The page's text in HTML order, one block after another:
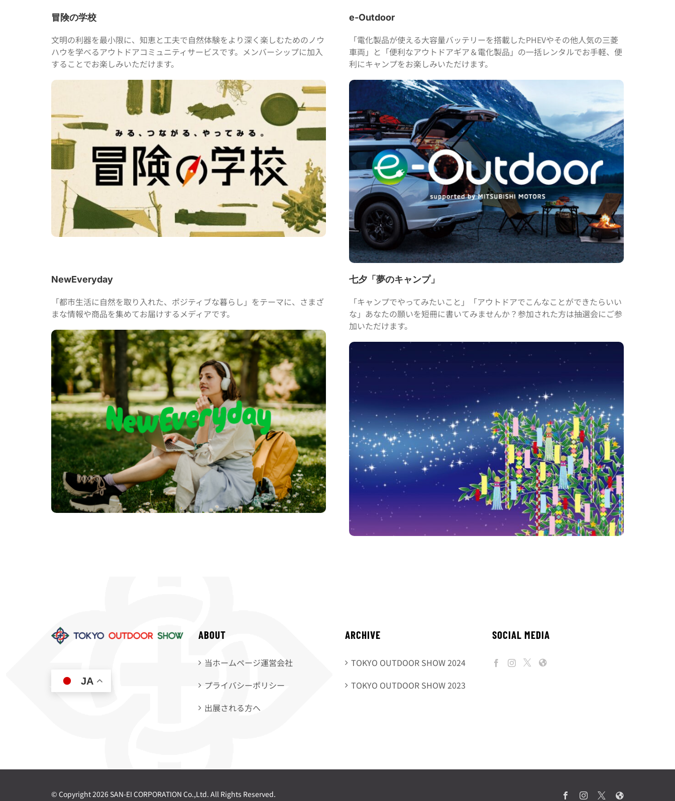
冒険の学校
文明の利器を最小限に、知恵と工夫で自然体験をより深く楽しむためのノウ
ハウを学べるアウトドアコミュニティサービスです。メンバーシップに加入
することでお楽しみいただけます。
e-Outdoor
「電化製品が使える大容量バッテリーを搭載したPHEVやその他人気の三菱
車両」と「便利なアウトドアギア＆電化製品」の一括レンタルでお手軽、便
利にキャンプをお楽しみいただけます。
NewEveryday
「都市生活に自然を取り入れた、ポジティブな暮らし」をテーマに、さまざ
まな情報や商品を集めてお届けするメディアです。
七夕「夢のキャンプ」
「キャンプでやってみたいこと」「アウトドアでこんなことができたらいい
な」あなたの願いを短冊に書いてみませんか？参加された方は抽選会にご参
加いただけます。
JA
ABOUT
当ホームページ運営会社
プライバシーポリシー
出展される方へ
ARCHIVE
TOKYO OUTDOOR SHOW 2024
TOKYO OUTDOOR SHOW 2023
SOCIAL MEDIA
© Copyright 2026 SAN-EI CORPORATION Co.,Ltd. All Rights Reserved. FacebookInstagram Web